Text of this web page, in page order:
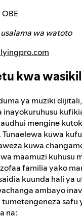
wa watoto
kwa
ya muziki
inayokuruhusu
mengine
kuwa
kuwa
maamuzi kuhusu
familia yako
kuunda hali ya
ambayo
safu
na: